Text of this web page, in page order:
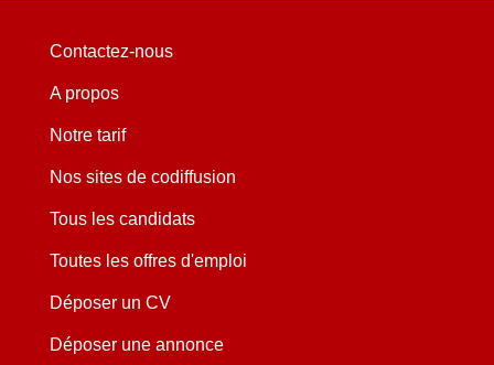
Contactez-nous
A propos
Notre tarif
Nos sites de codiffusion
Tous les candidats
Toutes les offres d'emploi
Déposer un CV
Déposer une annonce